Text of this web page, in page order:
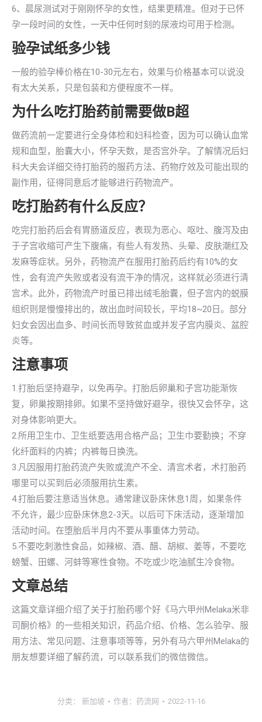
6、晨尿测试对于刚刚怀孕的女性，结果更精准。但对于已怀
孕一段时间的女性，一天中任何时刻的尿液均可用于检测。
验孕试纸多少钱
一般的验孕棒价格在10-30元左右，效果与价格基本可以说没
有太大关系，只是包装和方便程度不一样。
为什么吃打胎药前需要做B超
做药流前一定要进行全身体检和妇科检查，因为可以确认血常
规和血型，胎囊大小，怀孕天数，是否宫外孕。了解情况后妇
科大夫会详细交待打胎药的服药方法、药物疗效及可能出现的
副作用，征得同意后才能够进行药物流产。
吃打胎药有什么反应？
吃完打胎药后会有胃肠道反应，表现为恶心、呕吐、腹泻及由
于子宫收缩可产生下腹痛，有些人有发热、头晕、皮肤潮红及
发麻等症状。另外，药物流产在服用打胎药后约有10%的女
性，会有流产失败或者没有流干净的情况，这样就必须进行清
宫术。此外，药物流产时虽已排出绒毛胎囊，但子宫内的蜕膜
组织则是慢慢排出的，故出血时间较长，平均18~20日。部分
妇女会因出血多、时间长而导致贫血或并发子宫内膜炎、盆腔
炎等。
注意事项
1.打胎后坚持避孕，以免再孕。打胎后卵巢和子宫功能渐恢
复，卵巢按期排卵。如果不坚持做好避孕，很快又会怀孕，这
对身体影响更大。
2.所用卫生巾、卫生纸要选用合格产品；卫生巾要勤换；不穿
化纤面料的内裤；内裤每日换洗。
3.凡因服用打胎药流产失败或流产不全、清宫术者，术打胎药
哪里可以买到后必须服用抗生素。
4.打胎后要注意适当休息。通常建议卧床休息1周，如果条件
不允许，最少应卧床休息2-3天。以后可下床活动，逐渐增加
活动时间。在堕胎后半月内不要从事重体力劳动。
5.不要吃刺激性食品，如辣椒、酒、醋、胡椒、姜等，不要吃
螃蟹、田螺、河蚌等寒性食物。不吃或少吃油腻生冷食物。
文章总结
这篇文章详细介绍了关于打胎药哪个好《马六甲州Melaka米非
司酮价格》的一些相关知识，药品介绍、价格、怎么验孕、服
用方法、常见问题、注意事项等等，另外有马六甲州Melaka的
朋友想要详细了解药流，可以联系我们的微信微信。
分类： 新加坡 作者： 药流网 2022-11-16